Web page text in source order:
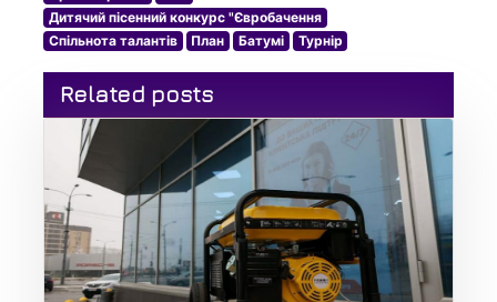
Дитячий пісенний конкурс "Євробачення
Спільнота талантів
План Батумі Турнір
Related posts